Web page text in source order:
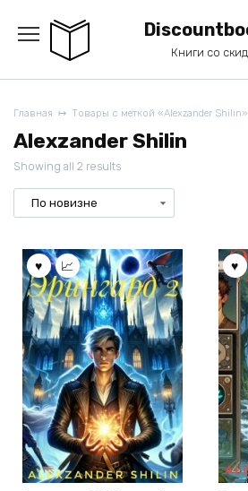
содержанию
Книги со
Главная Товары с меткой «Alexzander Shilin»
Alexzander Shilin
Showing all 2 results